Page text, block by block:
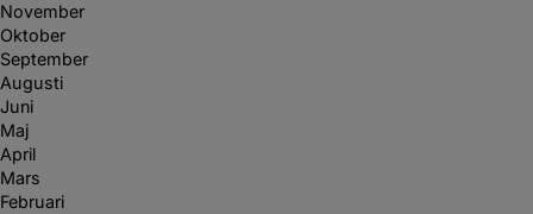
November
Oktober
September
Augusti
Juni
Maj
April
Mars
Februari